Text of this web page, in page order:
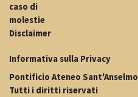
caso di
molestie
Disclaimer
Informativa sulla Privacy
Pontificio Ateneo Sant'Anselmo
Tutti i diritti riservati